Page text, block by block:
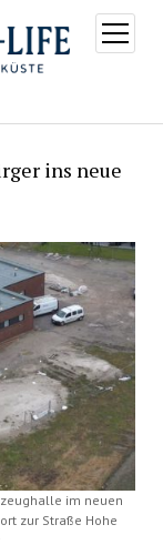
Menü
öffnen
ins neue
im neuen
zur Straße Hohe